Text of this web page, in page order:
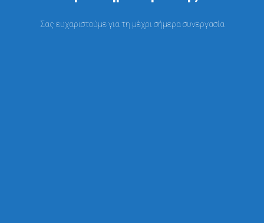
Σας ευχαριστούμε για τη μέχρι σήμερα συνεργασία